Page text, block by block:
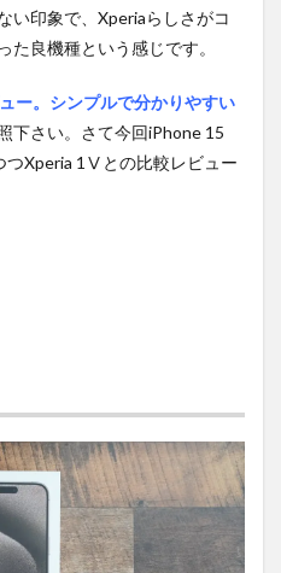
い印象で、Xperiaらしさがコ
た良機種という感じです。
ー。シンプルで分かりやすい
下さい。さて今回iPhone 15
つXperia 1Ⅴとの比較レビュー